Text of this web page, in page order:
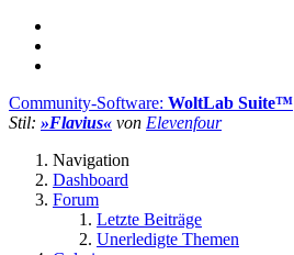
Community-Software: WoltLab Suite™
Stil: »Flavius« von Elevenfour
Navigation
Dashboard
Forum
Letzte Beiträge
Unerledigte Themen